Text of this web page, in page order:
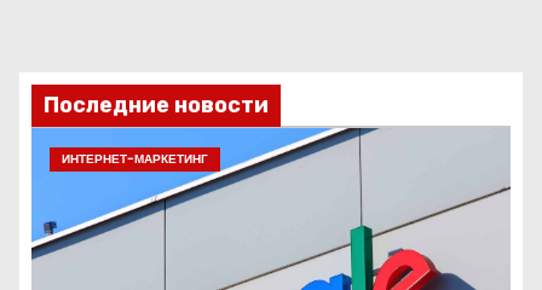
Последние новости
ИНТЕРНЕТ-МАРКЕТИНГ